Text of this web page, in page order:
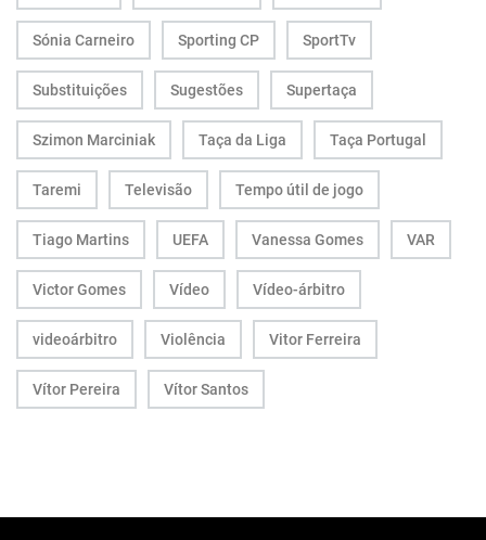
Sónia Carneiro Sporting CP SportTv
Substituições Sugestões Supertaça
Szimon Marciniak Taça da Liga Taça Portugal
Taremi Televisão Tempo útil de jogo
Tiago Martins UEFA Vanessa Gomes VAR
Victor Gomes Vídeo Vídeo-árbitro
videoárbitro Violência Vitor Ferreira
Vítor Pereira Vítor Santos